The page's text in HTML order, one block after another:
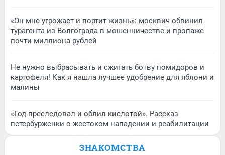
«Он мне угрожает и портит жизнь»: москвич обвинил
турагента из Волгограда в мошенничестве и пропаже
почти миллиона рублей
Не нужно выбрасывать и сжигать ботву помидоров и
картофеля! Как я нашла лучшее удобрение для яблони и
малины
«Год преследовал и облил кислотой». Рассказ
петербурженки о жестоком нападении и реабилитации
ЗНАКОМСТВА